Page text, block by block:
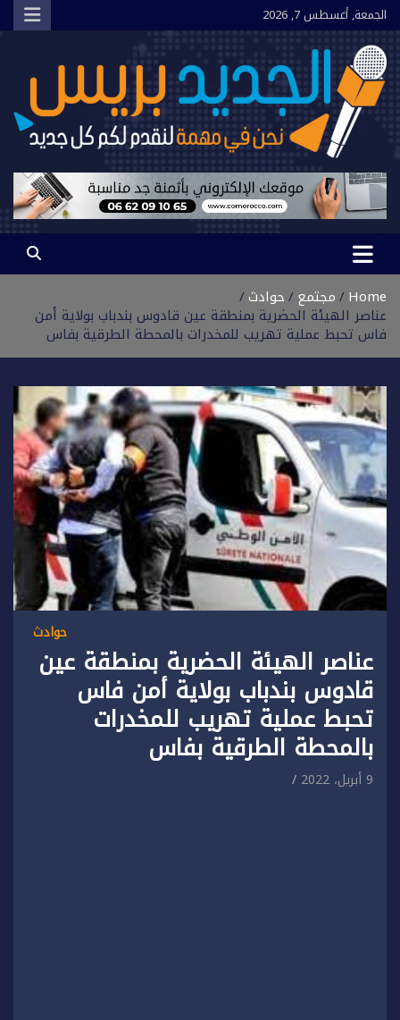
Skip
to
content
الجمعة, أغسطس 7, 2026
الجديد بريس
نحن في مهمة لنقدم لكم كل جديد
Home مجتمع حوادث
عناصر الهيئة الحضرية بمنطقة عين قادوس بندباب بولاية أمن
فاس تحبط عملية تهريب للمخدرات بالمحطة الطرقية بفاس
حوادث
عناصر الهيئة الحضرية بمنطقة عين
قادوس بندباب بولاية أمن فاس
تحبط عملية تهريب للمخدرات
بالمحطة الطرقية بفاس
9 أبريل، 2022